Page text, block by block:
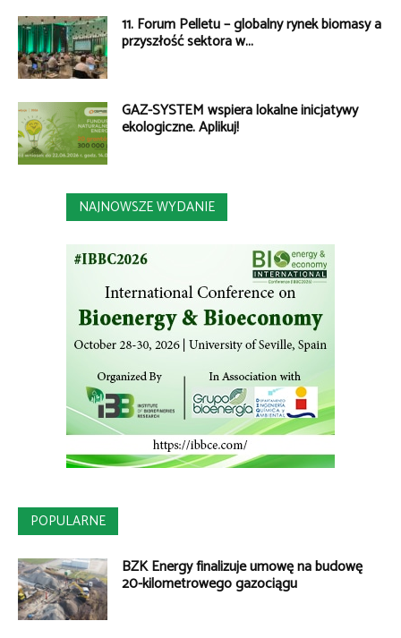
11. Forum Pelletu – globalny rynek biomasy a
przyszłość sektora w...
GAZ-SYSTEM wspiera lokalne inicjatywy
ekologiczne. Aplikuj!
NAJNOWSZE WYDANIE
POPULARNE
BZK Energy finalizuje umowę na budowę
20-kilometrowego gazociągu